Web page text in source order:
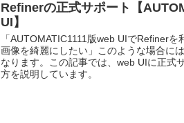
Refinerの正式サポート【
UI】
「AUTOMATIC1111版web UIでRefinerを
画像を綺麗にしたい」このような場合に
なります。この記事では、web UIに正式
方を説明しています。